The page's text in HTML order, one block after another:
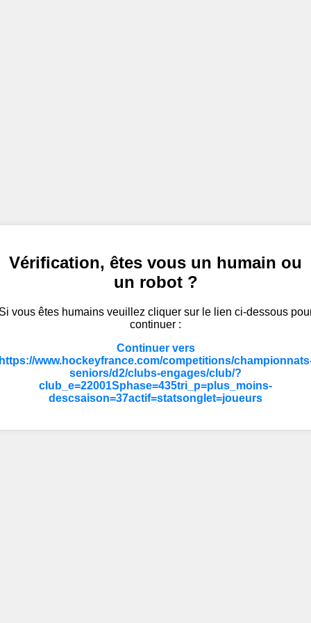
Vérification, êtes vous un humain ou
un robot ?
vous êtes humains veuillez cliquer sur le lien ci-dessous
continuer :
Continuer vers
www.hockeyfrance.com/competitions/
seniors/d2/clubs-engages/club/?
club_e=22001Sphase=435tri_p=plus_moins-
descsaison=37actif=statsonglet=joueurs